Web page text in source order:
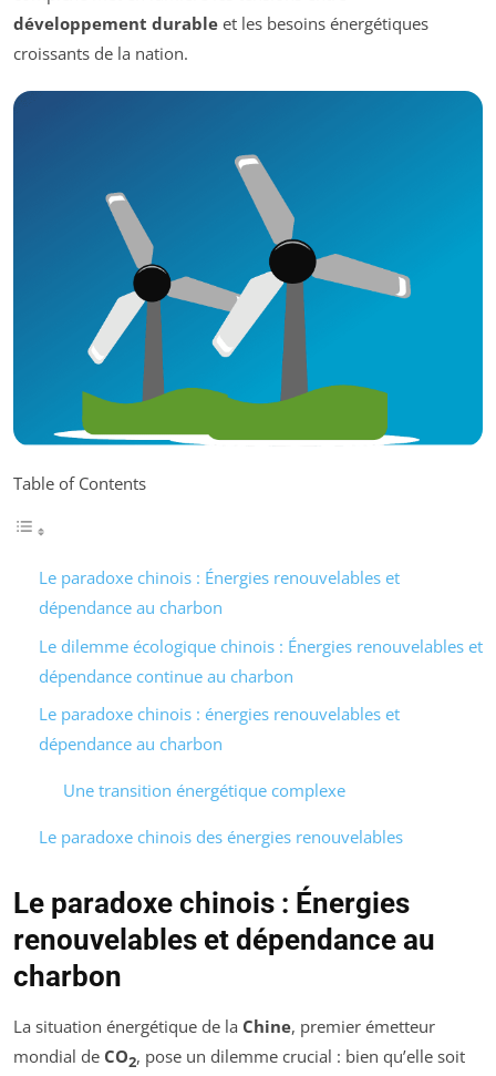
développement durable et les besoins énergétiques
croissants de la nation.
Table of Contents
Le paradoxe chinois : Énergies renouvelables et
dépendance au charbon
Le dilemme écologique chinois : Énergies renouvelables et
dépendance continue au charbon
Le paradoxe chinois : énergies renouvelables et
dépendance au charbon
Une transition énergétique complexe
Le paradoxe chinois des énergies renouvelables
Le paradoxe chinois : Énergies
renouvelables et dépendance au
charbon
La situation énergétique de la Chine, premier émetteur
mondial de CO2, pose un dilemme crucial : bien qu’elle soit